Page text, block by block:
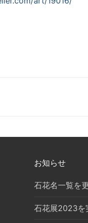
お知らせ
石花名一覧を
石花展2023を